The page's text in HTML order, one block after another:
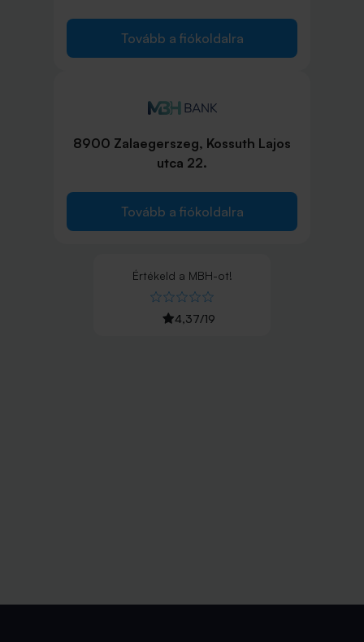
Tovább a fiókoldalra
8900 Zalaegerszeg, Kossuth Lajos
utca 22.
Tovább a fiókoldalra
Értékeld a MBH-ot!
4,37/19